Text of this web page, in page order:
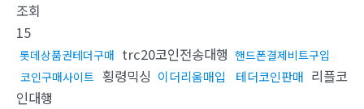
조회
15
롯데상품권테더구매 trc20코인전송대행 핸드폰결제비트구입
코인구매사이트 횡령믹싱 이더리움매입 테더코인판매 리플코
인대행